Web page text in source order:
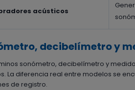
acústicos
decibelímetro y
sonómetro, decibelímetro y
La diferencia real entre modelos se
de registro.